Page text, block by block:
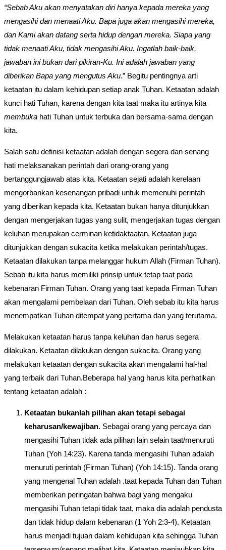
“Sebab Aku akan menyatakan diri hanya kepada mereka yang
mengasihi dan menaati Aku. Bapa juga akan mengasihi mereka,
dan Kami akan datang serta hidup dengan mereka. Siapa yang
tidak menaati Aku, tidak mengasihi Aku. Ingatlah baik-baik,
jawaban ini bukan dari pikiran-Ku. Ini adalah jawaban yang
diberikan Bapa yang mengutus Aku.” Begitu pentingnya arti
ketaatan itu dalam kehidupan setiap anak Tuhan. Ketaatan adalah
kunci hati Tuhan, karena dengan kita taat maka itu artinya kita
membuka hati Tuhan untuk terbuka dan bersama-sama dengan
kita.
Salah satu definisi ketaatan adalah dengan segera dan senang
hati melaksanakan perintah dari orang-orang yang
bertanggungjawab atas kita. Ketaatan sejati adalah kerelaan
mengorbankan kesenangan pribadi untuk memenuhi perintah
yang diberikan kepada kita. Ketaatan bukan hanya ditunjukkan
dengan mengerjakan tugas yang sulit, mengerjakan tugas dengan
keluhan merupakan cerminan ketidaktaatan, Ketaatan juga
ditunjukkan dengan sukacita ketika melakukan perintah/tugas.
Ketaatan dilakukan tanpa melanggar hukum Allah (Firman Tuhan).
Sebab itu kita harus memiliki prinsip untuk tetap taat pada
kebenaran Firman Tuhan. Orang yang taat kepada Firman Tuhan
akan mengalami pembelaan dari Tuhan. Oleh sebab itu kita harus
menempatkan Tuhan ditempat yang pertama dan yang terutama.
Melakukan ketaatan harus tanpa keluhan dan harus segera
dilakukan. Ketaatan dilakukan dengan sukacita. Orang yang
melakukan ketaatan dengan sukacita akan mengalami hal-hal
yang terbaik dari Tuhan.Beberapa hal yang harus kita perhatikan
tentang ketaatan adalah :
Ketaatan bukanlah pilihan akan tetapi sebagai
keharusan/kewajiban. Sebagai orang yang percaya dan
mengasihi Tuhan tidak ada pilihan lain selain taat/menuruti
Tuhan (Yoh 14:23). Karena tanda mengasihi Tuhan adalah
menuruti perintah (Firman Tuhan) (Yoh 14:15). Tanda orang
yang mengenal Tuhan adalah .taat kepada Tuhan dan Tuhan
memberikan peringatan bahwa bagi yang mengaku
mengasihi Tuhan tetapi tidak taat, maka dia adalah pendusta
dan tidak hidup dalam kebenaran (1 Yoh 2:3-4). Ketaatan
harus menjadi tujuan dalam kehidupan kita sehingga Tuhan